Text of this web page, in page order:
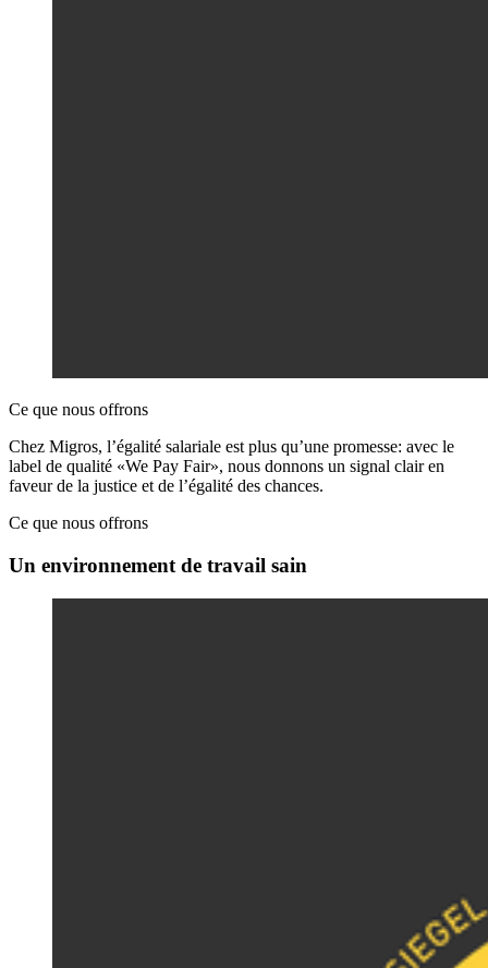
Ce que nous offrons
Chez Migros, l’égalité salariale est plus qu’une promesse: avec le
label de qualité «We Pay Fair», nous donnons un signal clair en
faveur de la justice et de l’égalité des chances.
Ce que nous offrons
Un environnement de travail sain